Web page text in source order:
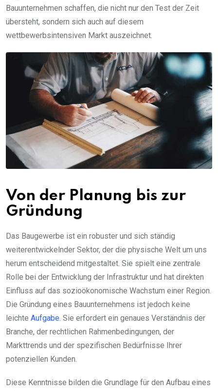
Bauunternehmen schaffen, die nicht nur den Test der Zeit
übersteht, sondern sich auch auf diesem
wettbewerbsintensiven Markt auszeichnet.
Von der Planung bis zur
Gründung
Das Baugewerbe ist ein robuster und sich ständig
weiterentwickelnder Sektor, der die physische Welt um uns
herum entscheidend mitgestaltet. Sie spielt eine zentrale
Rolle bei der Entwicklung der Infrastruktur und hat direkten
Einfluss auf das sozioökonomische Wachstum einer Region.
Die Gründung eines Bauunternehmens ist jedoch keine
leichte Aufgabe. Sie erfordert ein genaues Verständnis der
Branche, der rechtlichen Rahmenbedingungen, der
Markttrends und der spezifischen Bedürfnisse Ihrer
potenziellen Kunden.
Diese Kenntnisse bilden die Grundlage für den Aufbau eines